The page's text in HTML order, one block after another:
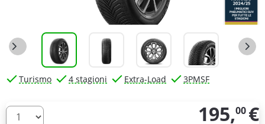
Turismo 4 stagioni Extra-Load 3PMSF
Quantità 195,00 €